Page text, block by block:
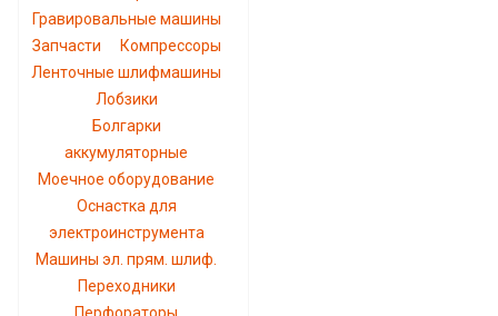
Гравировальные машины
Запчасти
Компрессоры
Ленточные шлифмашины
Лобзики
Болгарки
аккумуляторные
Моечное оборудование
Оснастка для
электроинструмента
Машины эл. прям. шлиф.
Переходники